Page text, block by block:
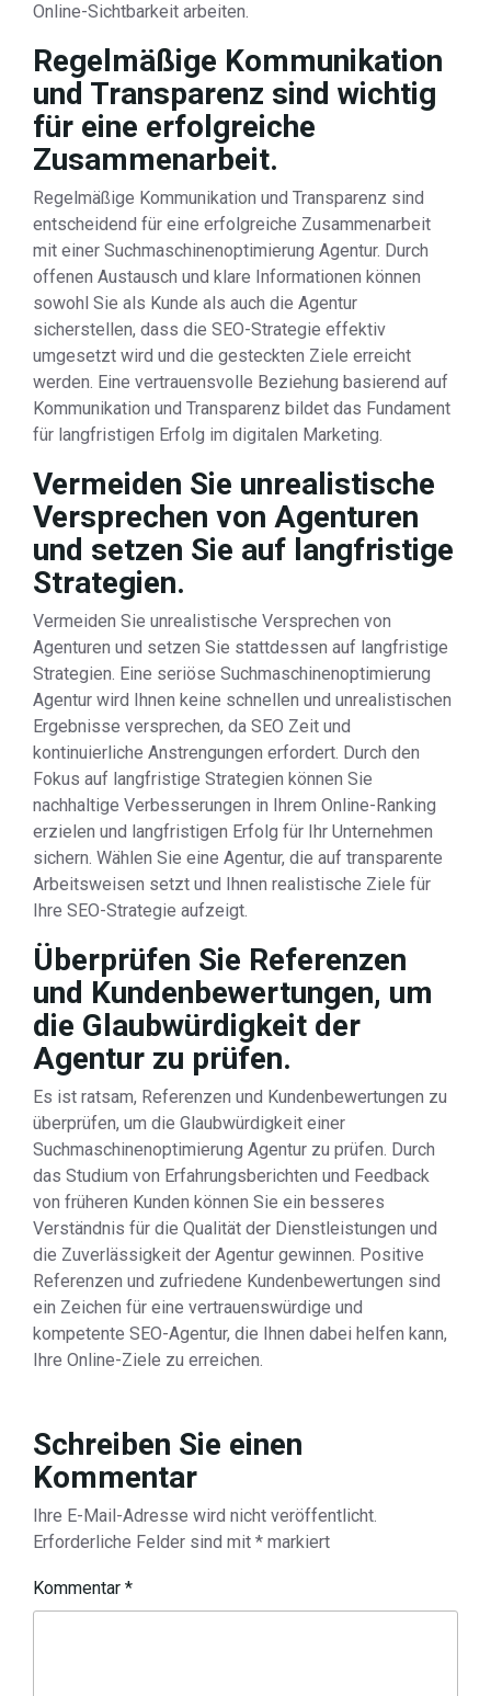
Online-Sichtbarkeit arbeiten.
Regelmäßige Kommunikation
und Transparenz sind wichtig
für eine erfolgreiche
Zusammenarbeit.
Regelmäßige Kommunikation und Transparenz sind
entscheidend für eine erfolgreiche Zusammenarbeit
mit einer Suchmaschinenoptimierung Agentur. Durch
offenen Austausch und klare Informationen können
sowohl Sie als Kunde als auch die Agentur
sicherstellen, dass die SEO-Strategie effektiv
umgesetzt wird und die gesteckten Ziele erreicht
werden. Eine vertrauensvolle Beziehung basierend auf
Kommunikation und Transparenz bildet das Fundament
für langfristigen Erfolg im digitalen Marketing.
Vermeiden Sie unrealistische
Versprechen von Agenturen
und setzen Sie auf langfristige
Strategien.
Vermeiden Sie unrealistische Versprechen von
Agenturen und setzen Sie stattdessen auf langfristige
Strategien. Eine seriöse Suchmaschinenoptimierung
Agentur wird Ihnen keine schnellen und unrealistischen
Ergebnisse versprechen, da SEO Zeit und
kontinuierliche Anstrengungen erfordert. Durch den
Fokus auf langfristige Strategien können Sie
nachhaltige Verbesserungen in Ihrem Online-Ranking
erzielen und langfristigen Erfolg für Ihr Unternehmen
sichern. Wählen Sie eine Agentur, die auf transparente
Arbeitsweisen setzt und Ihnen realistische Ziele für
Ihre SEO-Strategie aufzeigt.
Überprüfen Sie Referenzen
und Kundenbewertungen, um
die Glaubwürdigkeit der
Agentur zu prüfen.
Es ist ratsam, Referenzen und Kundenbewertungen zu
überprüfen, um die Glaubwürdigkeit einer
Suchmaschinenoptimierung Agentur zu prüfen. Durch
das Studium von Erfahrungsberichten und Feedback
von früheren Kunden können Sie ein besseres
Verständnis für die Qualität der Dienstleistungen und
die Zuverlässigkeit der Agentur gewinnen. Positive
Referenzen und zufriedene Kundenbewertungen sind
ein Zeichen für eine vertrauenswürdige und
kompetente SEO-Agentur, die Ihnen dabei helfen kann,
Ihre Online-Ziele zu erreichen.
Schreiben Sie einen
Kommentar
Ihre E-Mail-Adresse wird nicht veröffentlicht.
Erforderliche Felder sind mit * markiert
Kommentar *